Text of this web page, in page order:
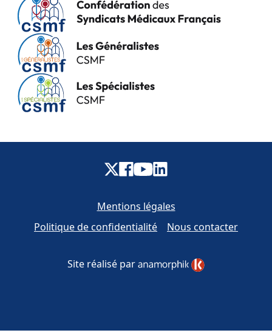
Mentions légales
Politique de confidentialité
Nous contacter
Site réalisé par